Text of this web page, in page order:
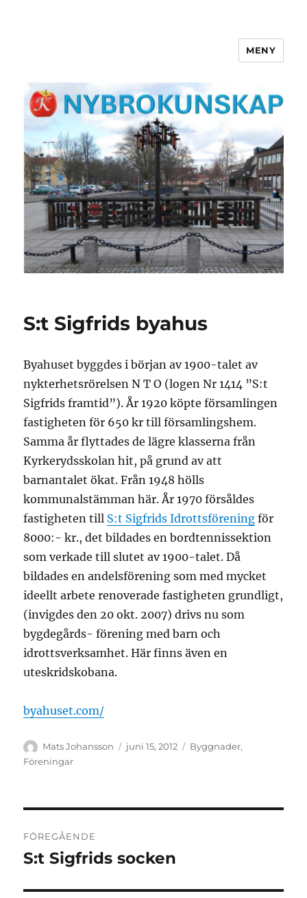
MENY
S:t Sigfrids byahus
Byahuset byggdes i början av 1900-talet av
nykterhetsrörelsen N T O (logen Nr 1414 ”S:t
Sigfrids framtid”). År 1920 köpte församlingen
fastigheten för 650 kr till församlingshem.
Samma år flyttades de lägre klasserna från
Kyrkerydsskolan hit, på grund av att
barnantalet ökat. Från 1948 hölls
kommunalstämman här. År 1970 försåldes
fastigheten till S:t Sigfrids Idrottsförening för
8000:- kr., det bildades en bordtennissektion
som verkade till slutet av 1900-talet. Då
bildades en andelsförening som med mycket
ideellt arbete renoverade fastigheten grundligt,
(invigdes den 20 okt. 2007) drivs nu som
bygdegårds- förening med barn och
idrottsverksamhet. Här finns även en
uteskridskobana.
byahuset.com/
Författare
Mats Johansson
Publicerat
juni 15, 2012 Kategorier
Byggnader,
Föreningar
FÖREGÅENDE
Föregående
S:t Sigfrids socken